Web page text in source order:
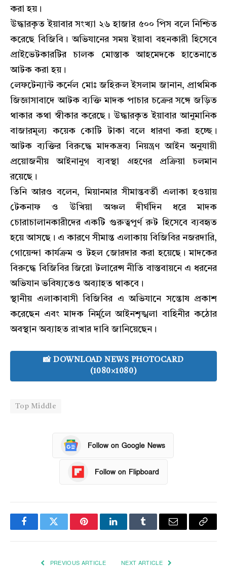
করা হয়।
উদ্ধারকৃত ইয়াবার সংখ্যা ২৬ হাজার ৫০০ পিস বলে নিশ্চিত
করেছে বিজিবি। অভিযানের সময় ইয়াবা বহনকারী হিসেবে
প্রাইভেটকারটির চালক মোস্তাক আহমেদকে হাতেনাতে
আটক করা হয়।
লেফটেন্যান্ট কর্নেল মোঃ জহিরুল ইসলাম জানান, প্রাথমিক
জিজ্ঞাসাবাদে আটক ব্যক্তি মাদক পাচার চক্রের সঙ্গে জড়িত
থাকার কথা স্বীকার করেছে। উদ্ধারকৃত ইয়াবার আনুমানিক
বাজারমূল্য কয়েক কোটি টাকা বলে ধারণা করা হচ্ছে।
আটক ব্যক্তির বিরুদ্ধে মাদকদ্রব্য নিয়ন্ত্রণ আইন অনুযায়ী
প্রয়োজনীয় আইনানুগ ব্যবস্থা গ্রহণের প্রক্রিয়া চলমান
রয়েছে।
তিনি আরও বলেন, মিয়ানমার সীমান্তবর্তী এলাকা হওয়ায়
টেকনাফ ও উখিয়া অঞ্চল দীর্ঘদিন ধরে মাদক
চোরাচালানকারীদের একটি গুরুত্বপূর্ণ রুট হিসেবে ব্যবহৃত
হয়ে আসছে। এ কারণে সীমান্ত এলাকায় বিজিবির নজরদারি,
গোয়েন্দা কার্যক্রম ও টহল জোরদার করা হয়েছে। মাদকের
বিরুদ্ধে বিজিবির জিরো টলারেন্স নীতি বাস্তবায়নে এ ধরনের
অভিযান ভবিষ্যতেও অব্যাহত থাকবে।
স্থানীয় এলাকাবাসী বিজিবির এ অভিযানে সন্তোষ প্রকাশ
করেছেন এবং মাদক নির্মূলে আইনশৃঙ্খলা বাহিনীর কঠোর
অবস্থান অব্যাহত রাখার দাবি জানিয়েছেন।
📸 DOWNLOAD NEWS PHOTOCARD
(1080×1080)
Top Middle
Follow on Google News
Follow on Flipboard
FacebookTwitter PinterestLinkedInTumblr Email
Copy
PREVIOUS ARTICLE NEXT ARTICLE